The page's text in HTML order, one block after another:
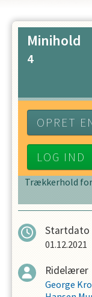
Minihold
4
OPRET
LOG IND
Trækkerhold
Startdato
01.12.2021
Ridelærer
George